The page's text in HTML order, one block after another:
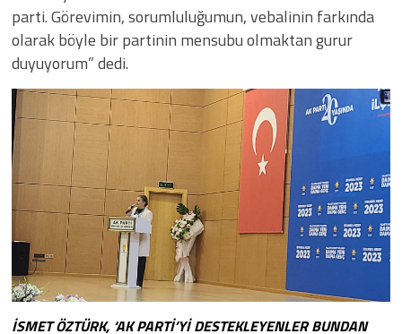
parti. Görevimin, sorumluluğumun, vebalinin farkında
olarak böyle bir partinin mensubu olmaktan gurur
duyuyorum” dedi.
İSMET ÖZTÜRK, ‘AK PARTİ’Yİ DESTEKLEYENLER BUNDAN